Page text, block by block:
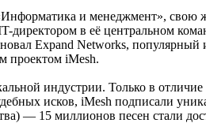
и менеджмент», свою
директором в её центральном
Expand Networks,
проектом iMesh.
индустрии. Только в
исков, iMesh подписали
— 15 миллионов песен стали